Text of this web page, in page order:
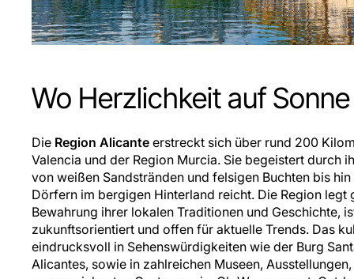
Wo Herzlichkeit auf
Die Region Alicante erstreckt sich über rund 200
Valencia und der Region Murcia. Sie begeistert durch
von weißen Sandstränden und felsigen Buchten bis
Dörfern im bergigen Hinterland reicht. Die Region legt
Bewahrung ihrer lokalen Traditionen und Geschichte,
zukunftsorientiert und offen für aktuelle Trends. Das
eindrucksvoll in Sehenswürdigkeiten wie der Burg
Alicantes, sowie in zahlreichen Museen,